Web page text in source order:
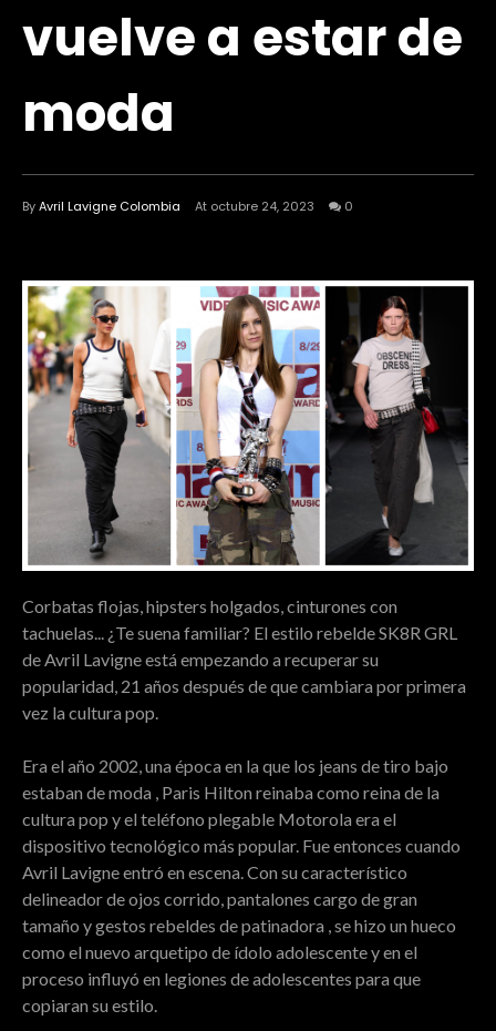
vuelve a estar de
moda
ByAvril Lavigne Colombia At octubre 24, 2023 0
Corbatas flojas, hipsters holgados, cinturones con
tachuelas... ¿Te suena familiar? El estilo rebelde SK8R GRL
de Avril Lavigne está empezando a recuperar su
popularidad, 21 años después de que cambiara por primera
vez la cultura pop.
Era el año 2002, una época en la que los jeans de tiro bajo
estaban de moda , Paris Hilton reinaba como reina de la
cultura pop y el teléfono plegable Motorola era el
dispositivo tecnológico más popular. Fue entonces cuando
Avril Lavigne entró en escena. Con su característico
delineador de ojos corrido, pantalones cargo de gran
tamaño y gestos rebeldes de patinadora , se hizo un hueco
como el nuevo arquetipo de ídolo adolescente y en el
proceso influyó en legiones de adolescentes para que
copiaran su estilo.